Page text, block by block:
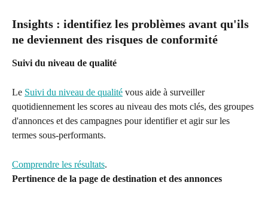
Insights : identifiez les problèmes avant qu'ils
ne deviennent des risques de conformité
Suivi du niveau de qualité
Le Suivi du niveau de qualité vous aide à surveiller
quotidiennement les scores au niveau des mots clés, des groupes
d'annonces et des campagnes pour identifier et agir sur les
termes sous-performants.
Comprendre les résultats.
Pertinence de la page de destination et des annonces